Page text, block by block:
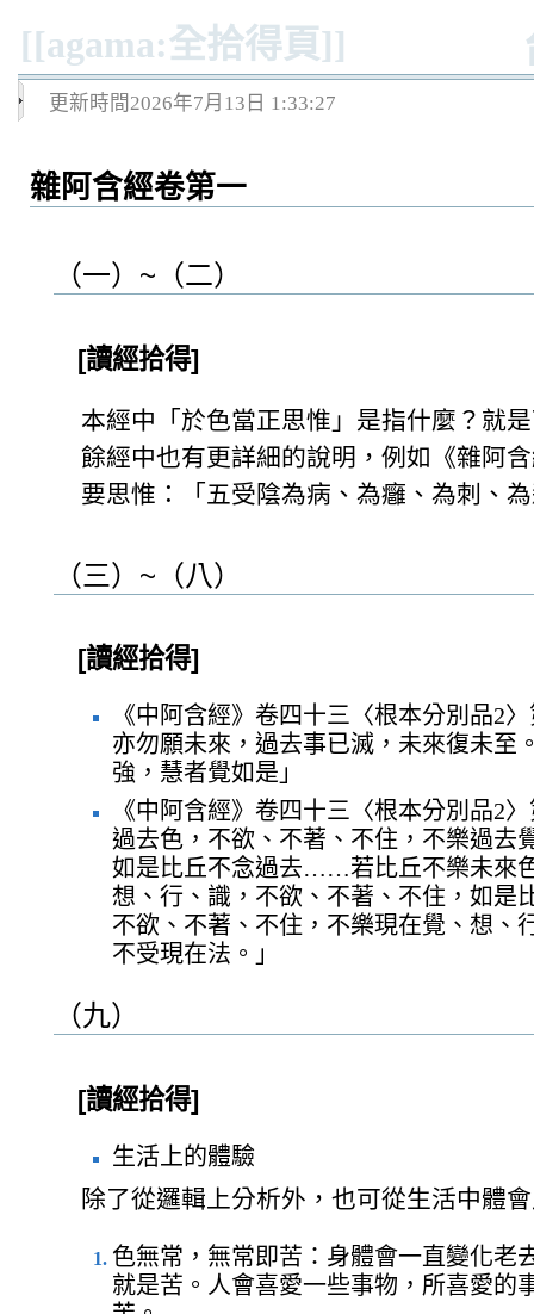
[[agama:全拾得頁]]
更新時間2026年7月13日 1:33:27
雜阿含經卷第一
（一）~（二）
[讀經拾得]
本經中「於色當正思惟」是指什麼？就
餘經中也有更詳細的說明，例如《雜阿
要思惟：「五受陰為病、為癰、為刺、
（三）~（八）
[讀經拾得]
《中阿含經》卷四十三〈根本分別品2
亦勿願未來，過去事已滅，未來復未至
強，慧者覺如是」
《中阿含經》卷四十三〈根本分別品2
過去色，不欲、不著、不住，不樂過去
如是比丘不念過去……若比丘不樂未來
想、行、識，不欲、不著、不住，如
不欲、不著、不住，不樂現在覺、想、
不受現在法。」
（九）
[讀經拾得]
生活上的體驗
除了從邏輯上分析外，也可從生活中體
色無常，無常即苦：身體會一直變化老
就是苦。人會喜愛一些事物，所喜愛的